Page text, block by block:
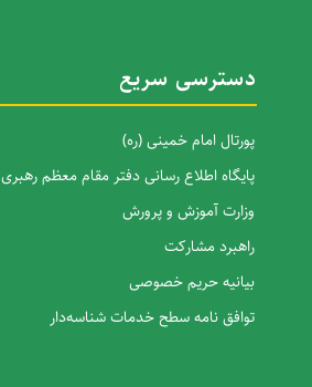
دسترسی سریع
پورتال امام خمینی (ره)
پایگاه اطلاع رسانی دفتر مقام معظم رهبری
وزارت آموزش و پرورش
راهبرد مشارکت
بیانیه حریم خصوصی
توافق نامه سطح خدمات شناسه‌دار